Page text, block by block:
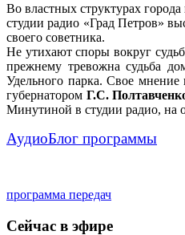
Во властных структурах
студии радио «Град Петров»
своего советника.
Не утихают споры вокруг
прежнему тревожна судьба
Удельного парка. Свое
губернатором Г.С.
Минутиной в студии радио, на
АудиоБлог программы
программа передач
Сейчас в эфире